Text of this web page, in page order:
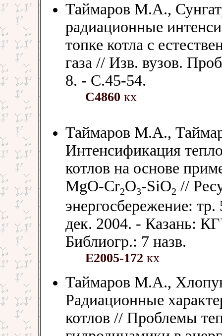
Таймаров М.А.,
радиационные
топке котла с
газа // Изв. вузов.
8. - С.45-54.
С4860 кх
Таймаров М.А.,
Интенсификация
котлов на основе
MgO-Cr2O3-SiO2 //
энергосбережение:
дек. 2004. - Казань:
Библиогр.: 7 назв.
Е2005-172 кх
Таймаров М.А.,
Радиационные
котлов // Проблемы